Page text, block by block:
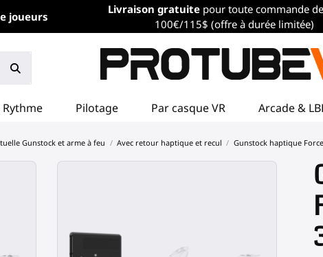
joueurs
Livraison gratuitepour toute commande
100€/115$ (offre à durée limitée)
Pilotage Par casque VR Arcade &
Gunstock et arme à feu Avec retour haptique et recul Gunstock haptique